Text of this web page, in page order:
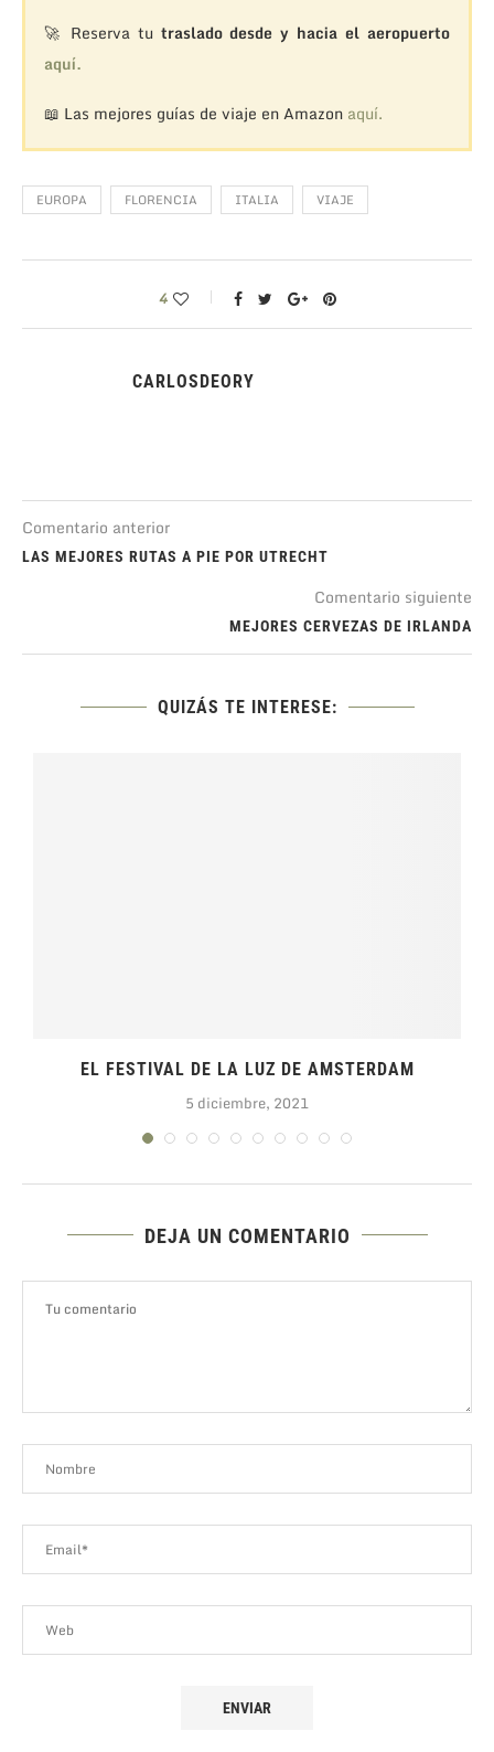
🚀 Reserva tu traslado desde y hacia el aeropuerto
aquí.
📖 Las mejores guías de viaje en Amazon aquí.
EUROPA FLORENCIA ITALIA VIAJE
4
CARLOSDEORY
Comentario anterior
LAS MEJORES RUTAS A PIE POR UTRECHT
Comentario siguiente
MEJORES CERVEZAS DE IRLANDA
QUIZÁS TE INTERESE:
EL FESTIVAL DE LA LUZ DE AMSTERDAM
5 diciembre, 2021
DEJA UN COMENTARIO